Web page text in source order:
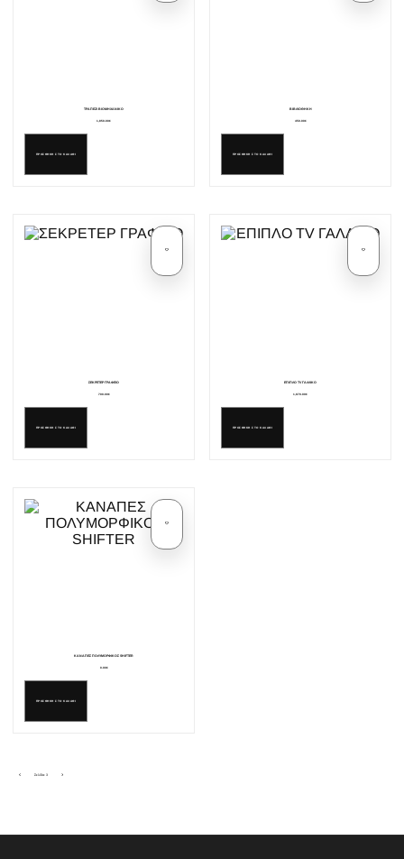
ΤΡΑΠΕΖΙ ΒΙΟΜΗΧΑΝΙΚΟ
1,850.00€
ΠΡΟΣΘΗΚΗ ΣΤΟ ΚΑΛΑΘΙ
ΒΙΒΛΙΟΘΗΚΗ
450.00€
ΠΡΟΣΘΗΚΗ ΣΤΟ ΚΑΛΑΘΙ
ΣΕΚΡΕΤΕΡ ΓΡΑΦΕΙΟ
700.00€
ΠΡΟΣΘΗΚΗ ΣΤΟ ΚΑΛΑΘΙ
ΕΠΙΠΛΟ TV ΓΑΛΛΙΚΟ
1,870.00€
ΠΡΟΣΘΗΚΗ ΣΤΟ ΚΑΛΑΘΙ
ΚΑΝΑΠΕΣ ΠΟΛΥΜΟΡΦΙΚΟΣ SHIFTER
0.00€
ΠΡΟΣΘΗΚΗ ΣΤΟ ΚΑΛΑΘΙ
Σελίδα: 3